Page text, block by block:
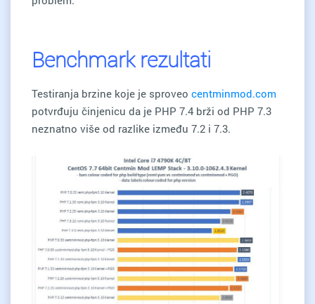
Benchmark rezultati
Testiranja brzine koje je sproveo centminmod.com
potvrđuju činjenicu da je PHP 7.4 brži od PHP 7.3
neznatno više od razlike između 7.2 i 7.3.